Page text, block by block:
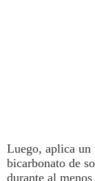
Luego, aplica un
bicarbonato de
durante al